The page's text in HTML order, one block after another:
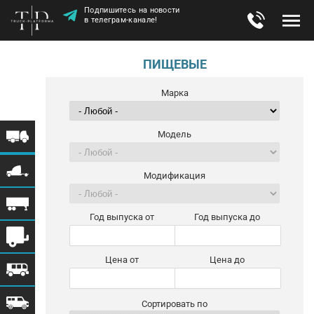
Подпишитесь на новости
в телеграм-канале!
ПИЩЕВЫЕ
Марка
Модель
Модификация
Год выпуска от Год выпуска до
Цена от Цена до
Сортировать по